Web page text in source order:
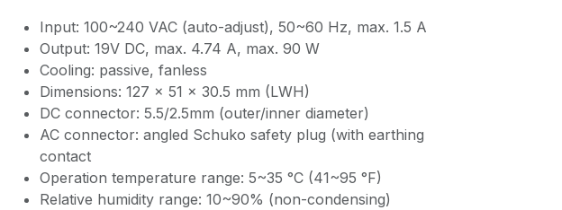
Input: 100~240 VAC (auto-adjust), 50~60 Hz, max. 1.5 A
Output: 19V DC, max. 4.74 A, max. 90 W
Cooling: passive, fanless
Dimensions: 127 x 51 x 30.5 mm (LWH)
DC connector: 5.5/2.5mm (outer/inner diameter)
AC connector: angled Schuko safety plug (with earthing
contact
Operation temperature range: 5~35 °C (41~95 °F)
Relative humidity range: 10~90% (non-condensing)